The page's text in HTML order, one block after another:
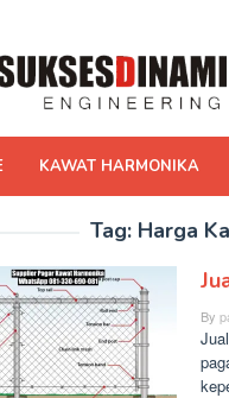
KAWAT HARMONIKA
Tag: Harga
By